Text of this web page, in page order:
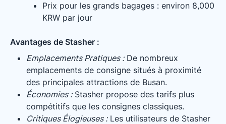
Prix pour les grands bagages : environ 8,000
KRW par jour
Avantages de Stasher :
Emplacements Pratiques :De nombreux
emplacements de consigne situés à proximité
des principales attractions de Busan.
Économies :Stasher propose des tarifs plus
compétitifs que les consignes classiques.
Critiques Élogieuses :Les utilisateurs de Stasher